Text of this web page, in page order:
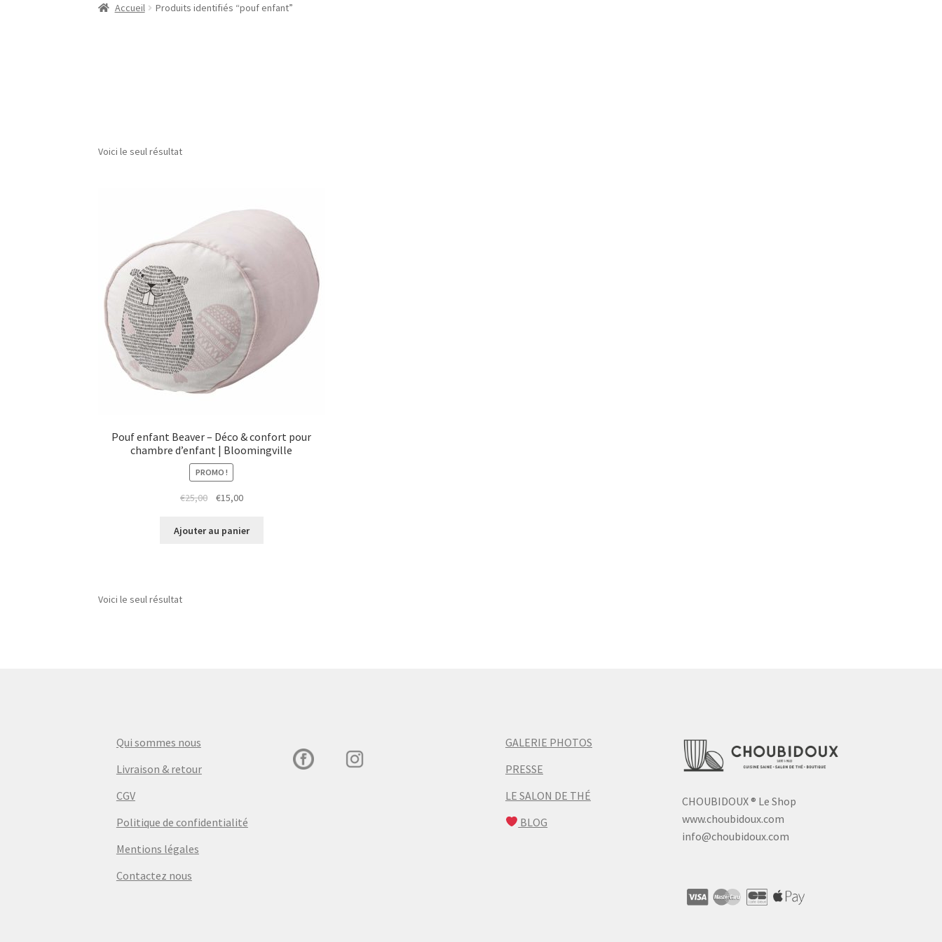
Accueil Produits identifiés “pouf enfant”
Voici le seul résultat
Pouf enfant Beaver – Déco & confort pour
chambre d’enfant | Bloomingville
PROMO !
€25,00
Le
initial
€15,00Le
actuel
Ajouter au panier
Voici le seul résultat
Qui sommes nous
Livraison & retour
CGV
Politique de confidentialité
Mentions légales
Contactez nous
GALERIE PHOTOS
PRESSE
LE SALON DE THÉ
BLOG
CHOUBIDOUX® Le Shop
www.choubidoux.com
info@choubidoux.com